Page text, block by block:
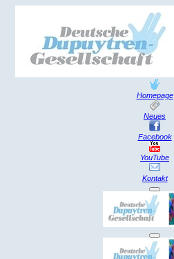
Homepage
Neues
Facebook
YouTube
Kontakt